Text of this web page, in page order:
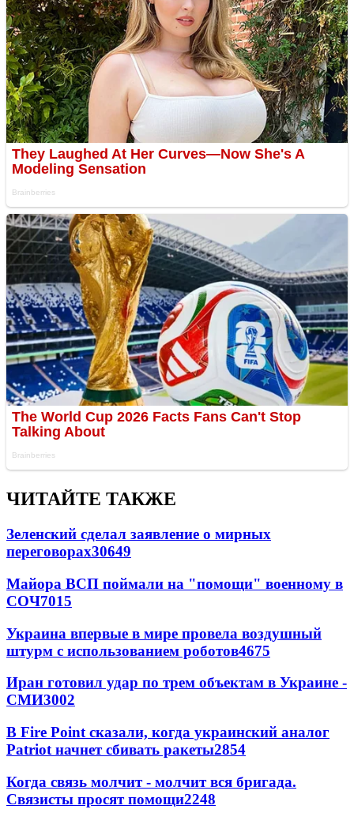
ЧИТАЙТЕ ТАКЖЕ
Зеленский сделал заявление о мирных
переговорах30649
Майора ВСП поймали на "помощи" военному в
СОЧ7015
Украина впервые в мире провела воздушный
штурм с использованием роботов4675
Иран готовил удар по трем объектам в Украине -
СМИ3002
В Fire Point сказали, когда украинский аналог
Patriot начнет сбивать ракеты2854
Когда связь молчит - молчит вся бригада.
Связисты просят помощи2248